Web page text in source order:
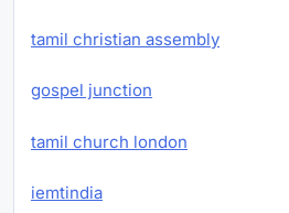
tamil christian assembly
gospel junction
tamil church london
iemtindia